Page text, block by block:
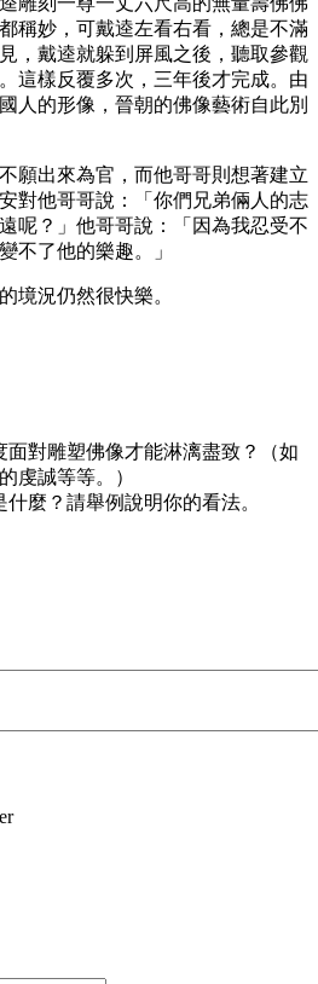
稱妙，可戴逵左看右看，總是不滿
，戴逵就躲到屏風之後，聽取參觀
這樣反覆多次，三年後才完成。由
人的形像，晉朝的佛像藝術自此別
願出來為官，而他哥哥則想著建立
對他哥哥說：「你們兄弟倆人的志
呢？」他哥哥說：「因為我忍受不
不了他的樂趣。」
境況仍然很快樂。
面對雕塑佛像才能淋漓盡致？（如
虔誠等等。）
麼？請舉例說明你的看法。